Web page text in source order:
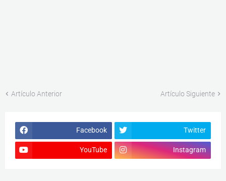
Artículo Anterior Artículo Siguiente
Facebook Twitter
YouTube Instagram